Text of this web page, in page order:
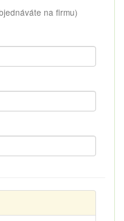
na firmu)